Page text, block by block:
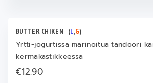
BUTTER CHIKEN (L,G)
Yrtti-jogurtissa marinoitua tandoori
kermakastikkeessa
€12.90